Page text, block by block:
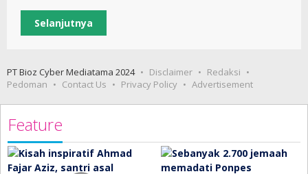
Selanjutnya
PT Bioz Cyber Mediatama 2024 Disclaimer
Redaksi
Pedoman
Contact Us Privacy Policy Advertisement
Feature